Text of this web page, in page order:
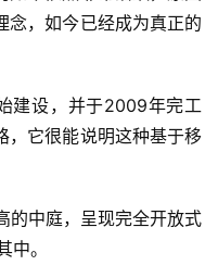
念，如今已经成为真正的
建设，并于2009年完工
，它很能说明这种基于移
的中庭，呈现完全开放式
。